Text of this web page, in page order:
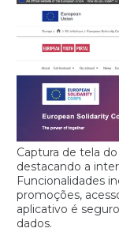
Captura de tela
destacando a
Funcionalidades
promoções,
aplicativo é
dados.